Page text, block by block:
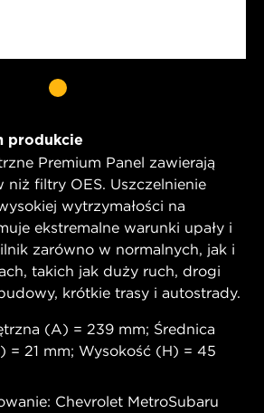
produkcie
Premium Panel zawierają
niż filtry OES. Uszczelnienie
wytrzymałości na
ekstremalne warunki upały i
zarówno w normalnych, jak i
takich jak duży ruch, drogi
krótkie trasy i autostrady.
(A) = 239 mm; Średnica
= 21 mm; Wysokość (H) = 45
Chevrolet MetroSubaru